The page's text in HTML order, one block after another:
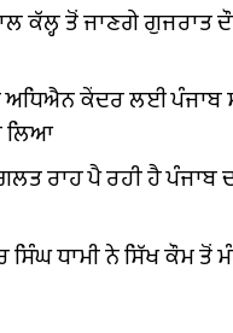
ਕੱਲ੍ਹ ਤੋਂ ਜਾਣਗੇ ਗੁਜਰਾਤ
ਅਧਿਐਨ ਕੇਂਦਰ ਲਈ ਪੰਜਾਬ
ਲਿਆ
ਰਾਹ ਪੈ ਰਹੀ ਹੈ ਪੰਜਾਬ
ਸਿੰਘ ਧਾਮੀ ਨੇ ਸਿੱਖ ਕੌਮ